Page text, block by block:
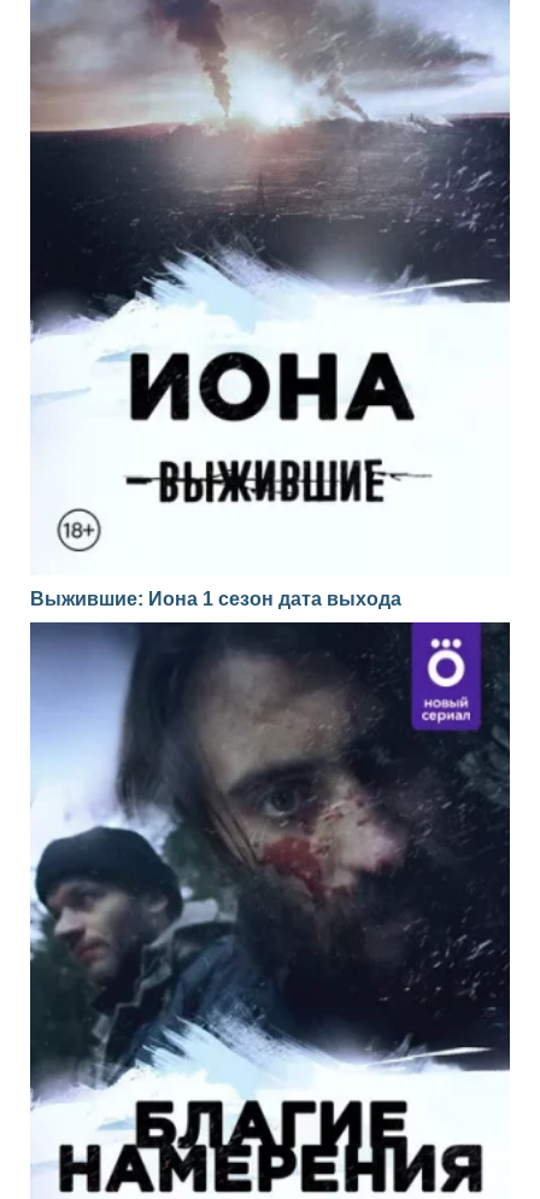
Выжившие: Иона 1 сезон дата выхода